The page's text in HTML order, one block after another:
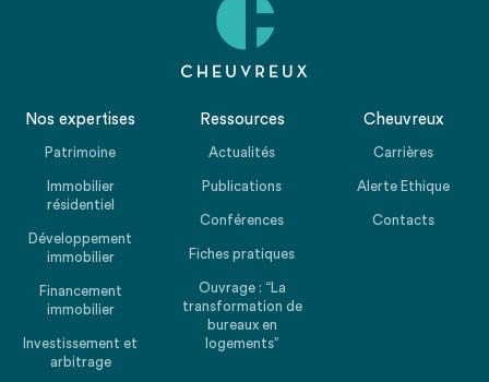
Nos expertises
Patrimoine
Immobilier
résidentiel
Développement
immobilier
Financement
immobilier
Investissement et
arbitrage
Ressources
Actualités
Publications
Conférences
Fiches pratiques
Ouvrage : “La
transformation de
bureaux en
logements”
Cheuvreux
Carrières
Alerte Ethique
Contacts